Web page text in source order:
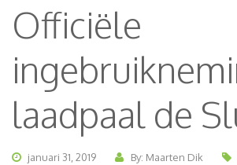
Officiële
laadpaal de
januari 31, 2019 By: Maarten Dik